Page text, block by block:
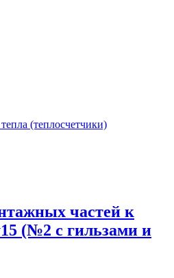
(теплосчетчики)
частей к
(№2 с гильзами и